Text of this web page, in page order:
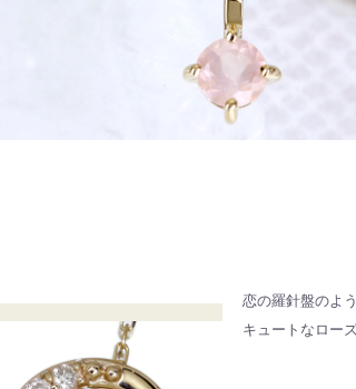
恋の羅針盤のよ
キュートなロー